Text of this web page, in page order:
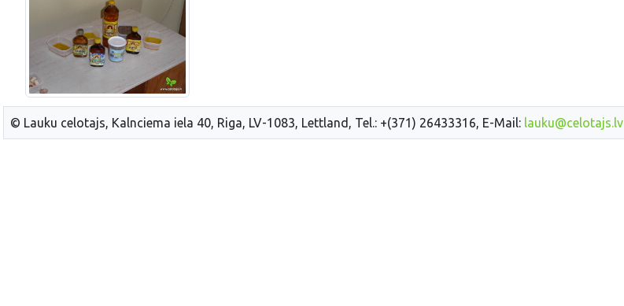
© Lauku celotajs, Kalnciema iela 40, Riga, LV-1083, Lettland, Tel.: +(371) 26433316, E-Mail: lauku@celotajs.lv